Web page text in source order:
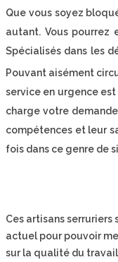
Que vous soyez
autant. Vous pourrez
Spécialisés dans les
Pouvant aisément
service en urgence
charge votre
compétences et leur
fois dans ce genre de
Ces artisans
actuel pour pouvoir
sur la qualité du